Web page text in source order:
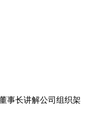
事长讲解公司组织架